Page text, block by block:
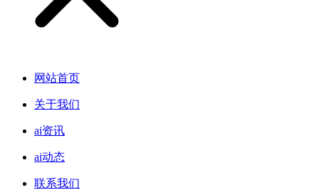
网站首页
关于我们
ai资讯
ai动态
联系我们